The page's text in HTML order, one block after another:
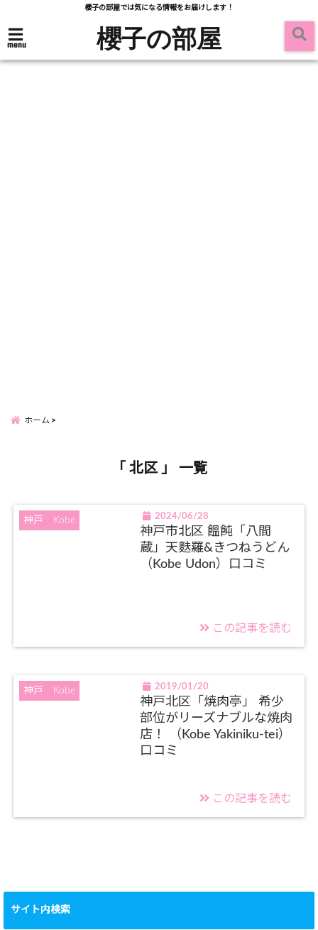
櫻子の部屋では気になる情報をお届けします！
menu 櫻子の部屋
ホーム
「 北区 」 一覧
神戸 Kobe 2024/06/28
神戸市北区 饂飩「八間
蔵」天麩羅&きつねうどん
（Kobe Udon）口コミ
この記事を読む
神戸 Kobe 2019/01/20
神戸北区「焼肉亭」 希少
部位がリーズナブルな焼肉
店！ （Kobe Yakiniku-tei）
口コミ
この記事を読む
サイト内検索